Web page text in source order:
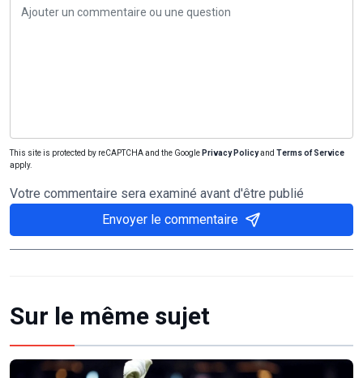
This site is protected by reCAPTCHA and the Google Privacy Policyand Terms of Service
apply.
Votre commentaire sera examiné avant d'être publié
Envoyer le commentaire
Sur le même sujet